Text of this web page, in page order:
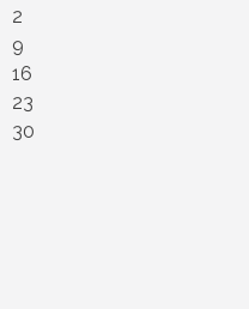
2
9
16
23
30